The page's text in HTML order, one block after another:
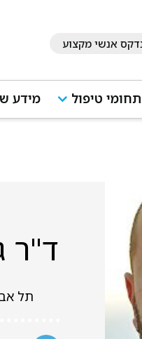
אנשי מקצוע
תחומי טיפול מידע
ד"ר
תל